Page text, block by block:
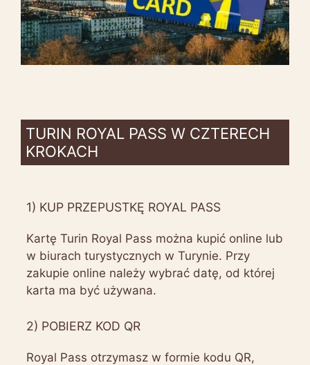
TURIN ROYAL PASS W CZTERECH
KROKACH
1) KUP PRZEPUSTKĘ ROYAL PASS
Kartę Turin Royal Pass można kupić online lub
w biurach turystycznych w Turynie. Przy
zakupie online należy wybrać datę, od której
karta ma być używana.
2) POBIERZ KOD QR
Royal Pass otrzymasz w formie kodu QR,